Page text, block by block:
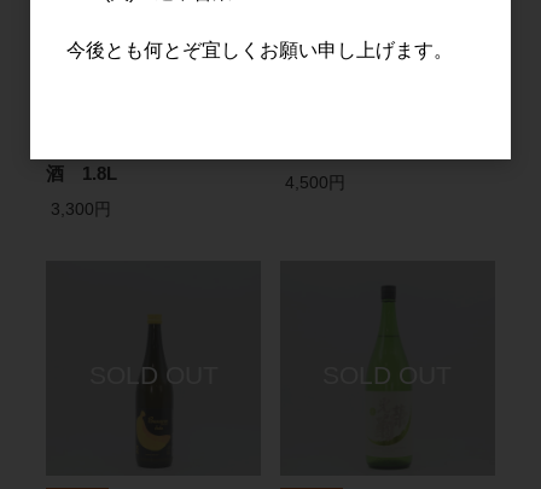
酒 1.8L
3,300円
4,500円
今後とも何とぞ宜しくお願い申し上げます。